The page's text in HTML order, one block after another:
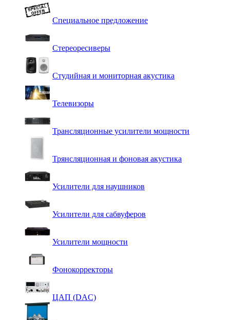
Специальное предложение
Стереоресиверы
Студийная и мониторная акустика
Телевизоры
Трансляционные усилители мощности
Трянсляционная и фоновая акустика
Усилители для наушников
Усилители для сабвуферов
Усилители мощности
Фонокорректоры
ЦАП (DAC)